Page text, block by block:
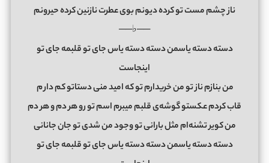
ناز چشم مست تو کرده دیونم بوی عطرت نازنین کرده حیرونم
──♭──
دسته دسته یاسمن دسته دسته یاس جای تو قلبمه جای تو
اینجاست
من بنازم ناز تو من خریدارم تو که امید منی دستاتو کم دارم
قاب کردم عکستو گوشه‌ی قلبم میبرم اسم تو رو هر دم و هر دم
من کویر تشنه‌ام مثل بارانی تو وجود من شدی تو جان جانانی
دسته دسته یاسمن دسته دسته یاس جای تو قلبمه جای تو